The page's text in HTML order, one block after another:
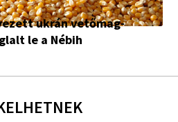
ukrán vetőmag-
le a Nébih